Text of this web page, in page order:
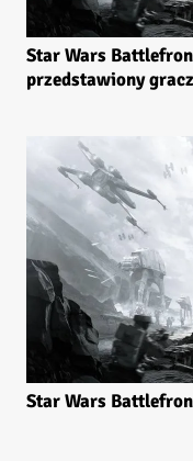
Star Wars
przedstawiony
Star Wars